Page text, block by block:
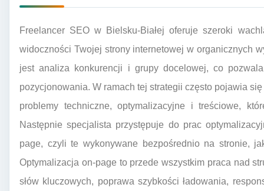
Freelancer SEO w Bielsku-Białej oferuje szeroki
widoczności Twojej strony internetowej w organicznych
jest analiza konkurencji i grupy docelowej, co
pozycjonowania. W ramach tej strategii często pojawia
problemy techniczne, optymalizacyjne i treściowe,
Następnie specjalista przystępuje do prac
page, czyli te wykonywane bezpośrednio na stronie,
Optymalizacja on-page to przede wszystkim praca nad
słów kluczowych, poprawa szybkości ładowania,